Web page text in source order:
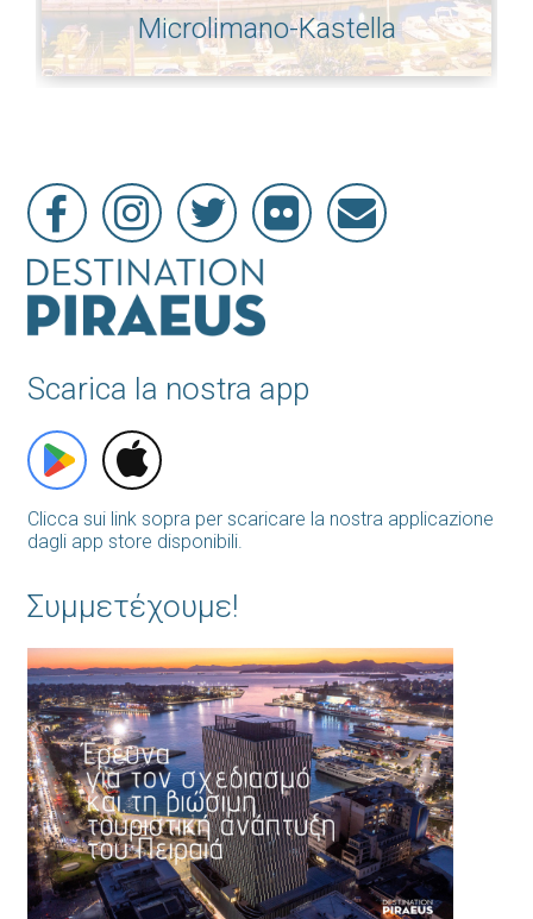
Microlimano-Kastella
Scarica la nostra app
Clicca sui link sopra per scaricare la nostra applicazione
dagli app store disponibili.
Συμμετέχουμε!